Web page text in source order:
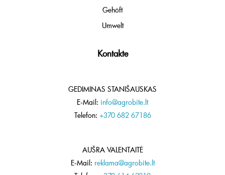
Gehöft
Umwelt
Kontakte
GEDIMINAS STANIŠAUSKAS
E-Mail: info@agrobite.lt
Telefon: +370 682 67186
AUŠRA VALENTAITĖ
E-Mail: reklama@agrobite.lt